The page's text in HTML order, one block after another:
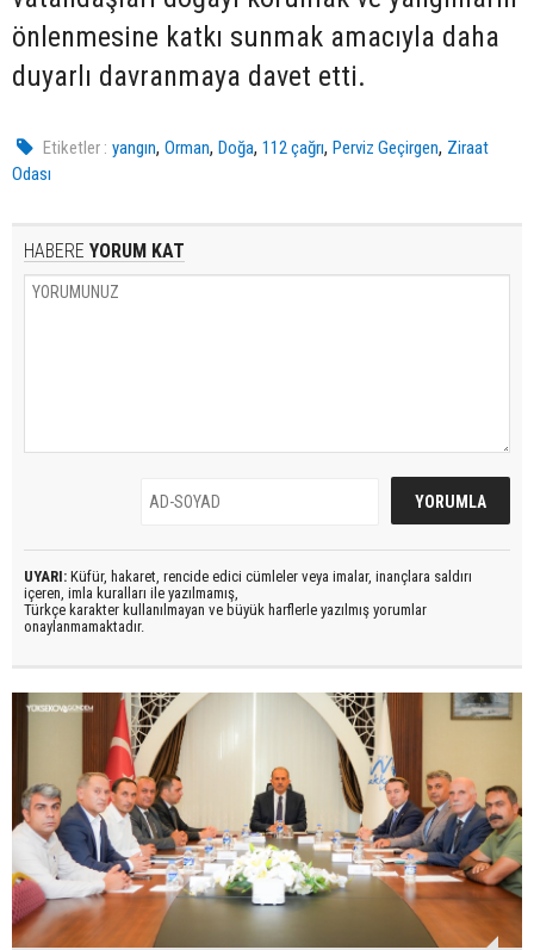
önlenmesine katkı sunmak amacıyla daha
duyarlı davranmaya davet etti.
Etiketler : yangın,Orman,Doğa,112 çağrı,Perviz Geçirgen, Ziraat
Odası
HABERE YORUM KAT
UYARI: Küfür, hakaret, rencide edici cümleler veya imalar, inançlara saldırı
içeren, imla kuralları ile yazılmamış,
Türkçe karakter kullanılmayan ve büyük harflerle yazılmış yorumlar
onaylanmamaktadır.